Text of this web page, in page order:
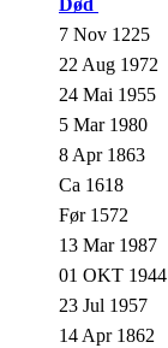
Død
7 Nov 1225
22 Aug 1972
24 Mai 1955
5 Mar 1980
8 Apr 1863
Ca 1618
Før 1572
13 Mar 1987
01 OKT 1944
23 Jul 1957
14 Apr 1862